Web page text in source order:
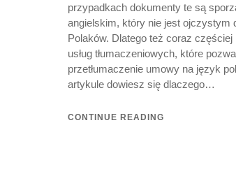
przypadkach dokumenty te są
angielskim, który nie jest ojczystym
Polaków. Dlatego też coraz
usług tłumaczeniowych, które
przetłumaczenie umowy na język
artykule dowiesz się dlaczego…
CONTINUE READING